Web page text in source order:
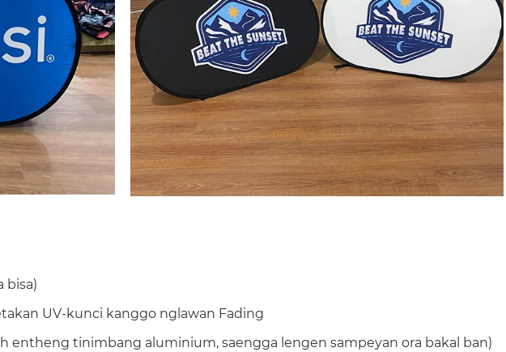
bisa)
UV-kunci kanggo nglawan Fading
entheng tinimbang aluminium, saengga lengen sampeyan ora bakal ban)